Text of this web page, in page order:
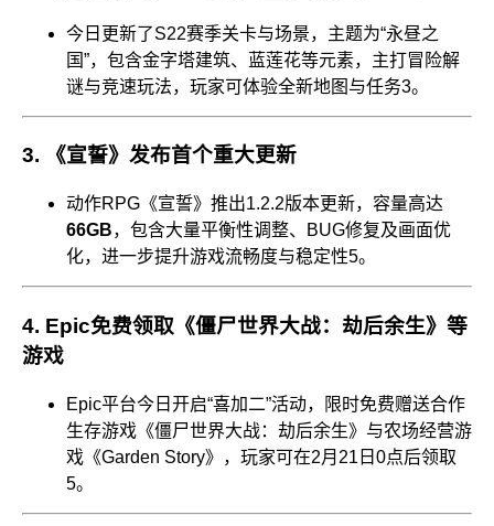
今日更新了S22赛季关卡与场景，主题为“永昼之
国”，包含金字塔建筑、蓝莲花等元素，主打冒险解
谜与竞速玩法，玩家可体验全新地图与任务3。
3. 《宣誓》发布首个重大更新
动作RPG《宣誓》推出1.2.2版本更新，容量高达
66GB，包含大量平衡性调整、BUG修复及画面优
化，进一步提升游戏流畅度与稳定性5。
4. Epic免费领取《僵尸世界大战：劫后余生》等
游戏
Epic平台今日开启“喜加二”活动，限时免费赠送合作
生存游戏《僵尸世界大战：劫后余生》与农场经营游
戏《Garden Story》，玩家可在2月21日0点后领取
5。